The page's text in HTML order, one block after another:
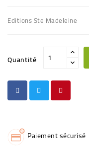
Editions Ste Madeleine
Quantité
Paiement sécurisé